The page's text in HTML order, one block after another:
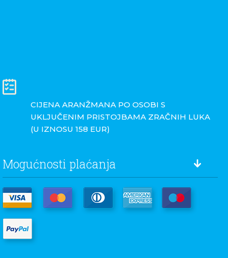
CIJENA ARANŽMANA PO OSOBI S
UKLJUČENIM PRISTOJBAMA ZRAČNIH LUKA
(U IZNOSU 158 EUR)
Mogućnosti plaćanja